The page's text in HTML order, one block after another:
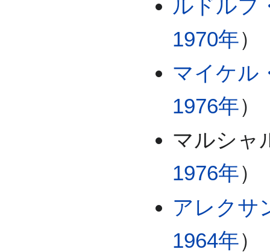
ルドルフ
1970年）
マイケル
1976年）
マルシャ
1976年）
アレクサ
1964年）